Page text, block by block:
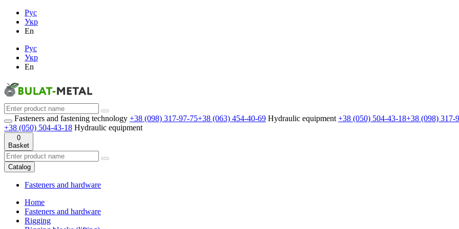
Рус
Укр
En
Рус
Укр
En
Fasteners and fastening technology +38 (098) 317-97-75+38 (063) 454-40-69 Hydraulic equipment +38 (050) 504-43-18+38 (098) 317-
+38 (050) 504-43-18 Hydraulic equipment
0
Basket
Catalog
Fasteners and hardware
Home
Fasteners and hardware
Rigging